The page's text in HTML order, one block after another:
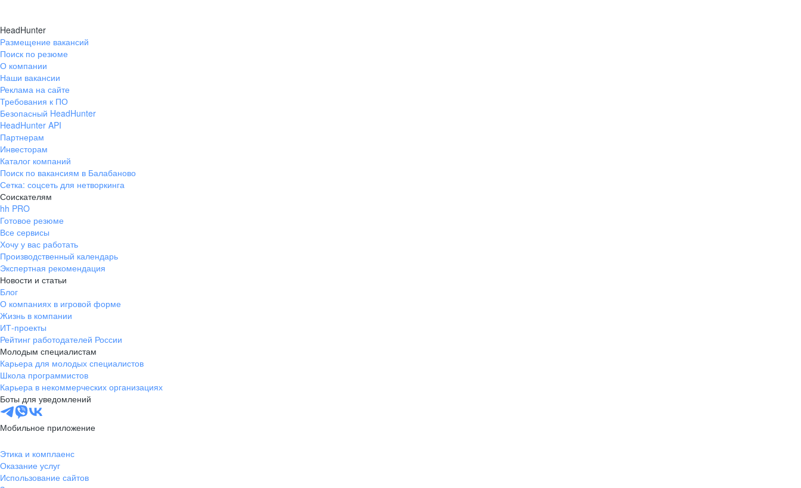
HeadHunter
Размещение вакансий
Поиск по резюме
О компании
Наши вакансии
Реклама на сайте
Требования к ПО
Безопасный HeadHunter
HeadHunter API
Партнерам
Инвесторам
Каталог компаний
Поиск по вакансиям в Балабаново
Сетка: соцсеть для нетворкинга
Соискателям
hh PRO
Готовое резюме
Все сервисы
Хочу у вас работать
Производственный календарь
Экспертная рекомендация
Новости и статьи
Блог
О компаниях в игровой форме
Жизнь в компании
ИТ-проекты
Рейтинг работодателей России
Молодым специалистам
Карьера для молодых специалистов
Школа программистов
Карьера в некоммерческих организациях
Боты для уведомлений
Мобильное приложение
Этика и комплаенс
Оказание услуг
Использование сайтов